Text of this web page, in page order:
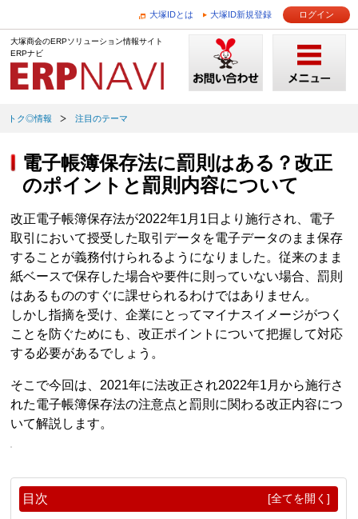
大塚IDとは 大塚ID新規登録 ログイン
大塚商会のERPソリューション情報サイト
ERPナビ
トク◎情報 注目のテーマ
電子帳簿保存法に罰則はある？改正
のポイントと罰則内容について
改正電子帳簿保存法が2022年1月1日より施行され、電子
取引において授受した取引データを電子データのまま保存
することが義務付けられるようになりました。従来のまま
紙ベースで保存した場合や要件に則っていない場合、罰則
はあるもののすぐに課せられるわけではありません。
しかし指摘を受け、企業にとってマイナスイメージがつく
ことを防ぐためにも、改正ポイントについて把握して対応
する必要があるでしょう。
そこで今回は、2021年に法改正され2022年1月から施行さ
れた電子帳簿保存法の注意点と罰則に関わる改正内容につ
いて解説します。
目次 [全てを開く]